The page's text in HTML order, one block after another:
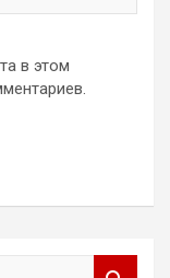
в этом